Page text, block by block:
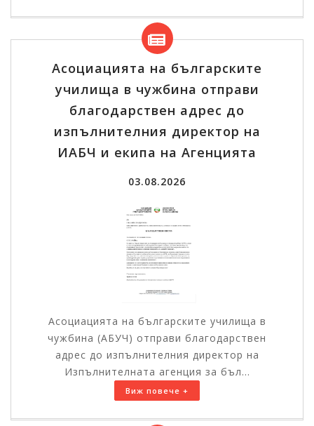
Асоциацията на българските
училища в чужбина отправи
благодарствен адрес до
изпълнителния директор на
ИАБЧ и екипа на Агенцията
03.08.2026
Асоциацията на българските училища в
чужбина (АБУЧ) отправи благодарствен
адрес до изпълнителния директор на
Изпълнителната агенция за бъл...
Виж повече +